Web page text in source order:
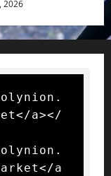
2026
a></
a